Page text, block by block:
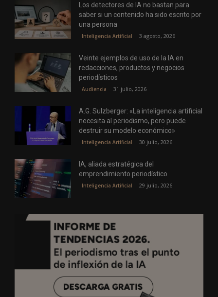
Los detectores de IA no bastan para
saber si un contenido ha sido escrito por
una persona
Inteligencia Artificial 3 agosto, 2026
Veinte ejemplos de uso de la IA en
redacciones, productos y negocios
periodísticos
Audiencia 31 julio, 2026
A.G. Sulzberger: «La inteligencia artificial
necesita al periodismo, pero puede
destruir su modelo económico»
Inteligencia Artificial 30 julio, 2026
IA, aliada estratégica del
emprendimiento periodístico
Inteligencia Artificial 29 julio, 2026